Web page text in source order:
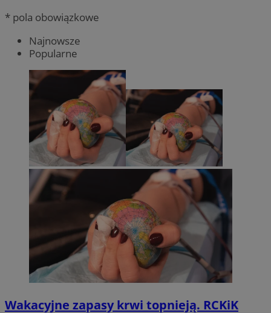
* pola obowiązkowe
Najnowsze
Popularne
Wakacyjne zapasy krwi topnieją. RCKiK